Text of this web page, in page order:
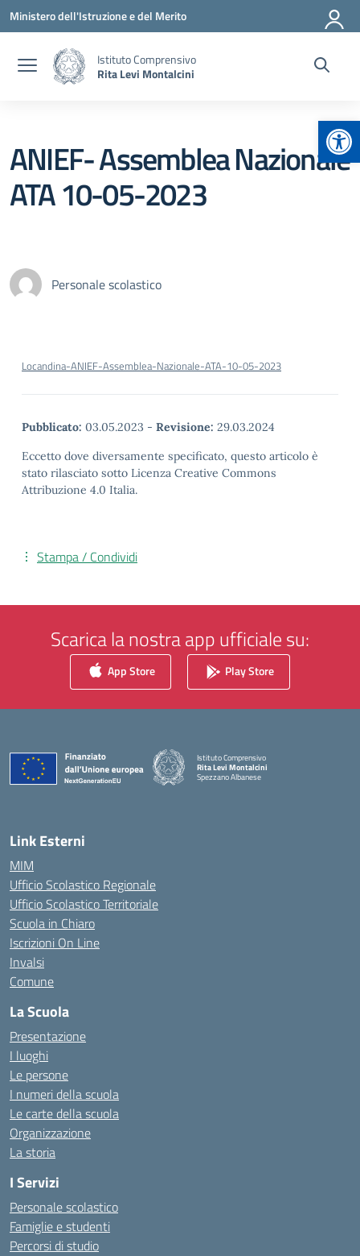
Vai ai contenuti
Vai al menu di navigazione
Vai al footer
Ministero dell'Istruzione e del Merito
Istituto Comprensivo
Rita Levi Montalcini
ANIEF- Assemblea Nazionale
ATA 10-05-2023
Personale scolastico
Locandina-ANIEF-Assemblea-Nazionale-ATA-10-05-2023
Pubblicato: 03.05.2023 - Revisione: 29.03.2024
Eccetto dove diversamente specificato, questo articolo è
stato rilasciato sotto Licenza Creative Commons
Attribuzione 4.0 Italia.
Stampa / Condividi
Scarica la nostra app ufficiale su:
App Store Play Store
Istituto Comprensivo
Rita Levi Montalcini
Spezzano Albanese
— Visita la pagina iniziale della scuola
Link Esterni
MIM
Ufficio Scolastico Regionale
Ufficio Scolastico Territoriale
Scuola in Chiaro
Iscrizioni On Line
Invalsi
Comune
La Scuola
Presentazione
I luoghi
Le persone
I numeri della scuola
Le carte della scuola
Organizzazione
La storia
I Servizi
Personale scolastico
Famiglie e studenti
Percorsi di studio